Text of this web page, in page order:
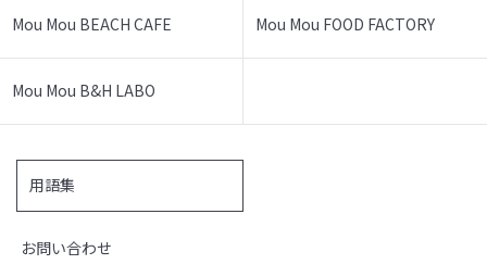
Mou Mou BEACH CAFE Mou Mou FOOD FACTORY
Mou Mou B&H LABO
用語集
お問い合わせ